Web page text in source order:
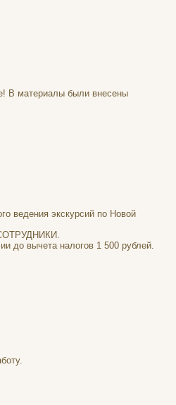
В материалы были внесены
ведения экскурсий по Новой
до вычета налогов 1 500 рублей.